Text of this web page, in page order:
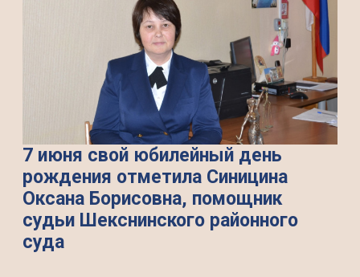
7 июня свой юбилейный день
рождения отметила Синицина
Оксана Борисовна, помощник
судьи Шекснинского районного
суда